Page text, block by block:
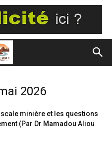
2026
minière et les questions
(Par Dr Mamadou Aliou